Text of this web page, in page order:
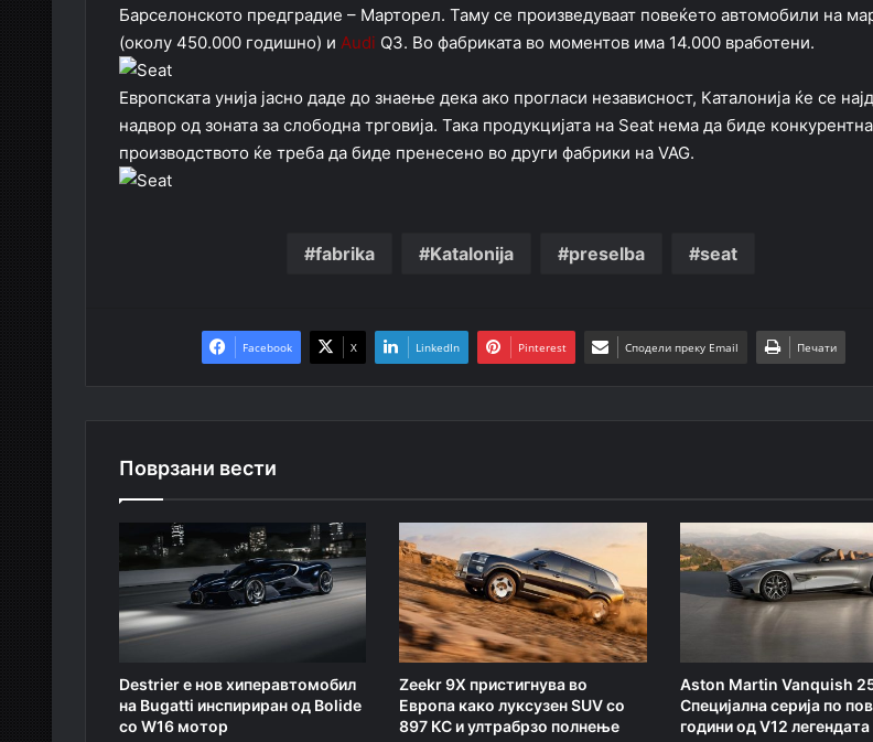
Барселонското предградие – Марторел. Таму се произведуваат повеќето автомобили на
(околу 450.000 годишно) и Audi Q3. Во фабриката во моментов има 14.000 вработени.
Европската унија јасно даде до знаење дека ако прогласи независност, Каталонија ќе се
надвор од зоната за слободна трговија. Така продукцијата на Seat нема да биде
производството ќе треба да биде пренесено во други фабрики на VAG.
fabrika Katalonija preselba seat
Facebook X LinkedIn Pinterest Сподели преку Email Печати
Поврзани вести
Destrier е нов хиперавтомобил
на Bugatti инспириран од Bolide
со W16 мотор
Zeekr 9X пристигнува во
Европа како луксузен SUV со
897 КС и ултрабрзо полнење
Aston Martin Vanquish
Специјална серија по
години од V12 легендата